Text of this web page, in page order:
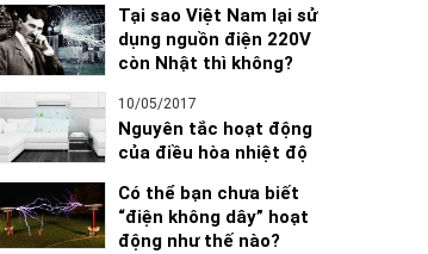
Tại sao Việt Nam lại sử
dụng nguồn điện 220V
còn Nhật thì không?
10/05/2017
Nguyên tắc hoạt động
của điều hòa nhiệt độ
Có thể bạn chưa biết
“điện không dây” hoạt
động như thế nào?